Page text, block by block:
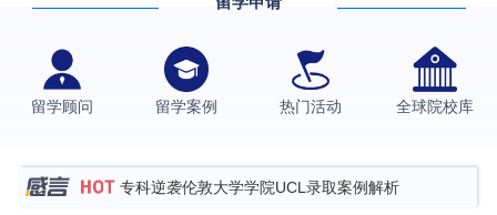
留学顾问 留学案例 热门活动 全球院校库
西南财经大学投资学背景，成功斩获英国名校多份
上海财经大学经济学背景成功斩获爱丁堡大学经济学
专科逆袭伦敦大学学院UCL录取案例解析